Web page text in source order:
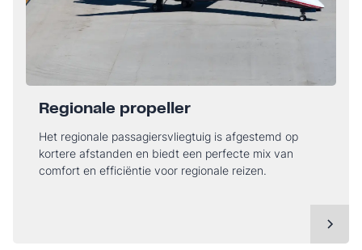
Regionale propeller
Het regionale passagiersvliegtuig is afgestemd op
kortere afstanden en biedt een perfecte mix van
comfort en efficiëntie voor regionale reizen.